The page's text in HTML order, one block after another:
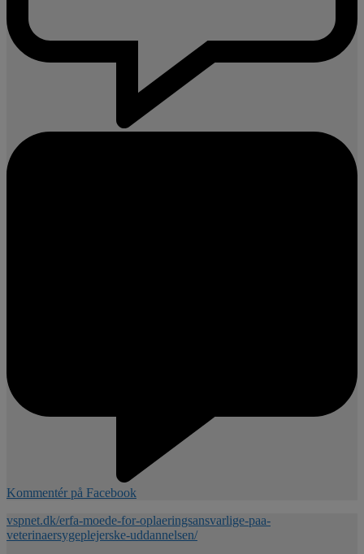
Kommentér på Facebook
vspnet.dk/erfa-moede-for-oplaeringsansvarlige-paa-
veterinaersygeplejerske-uddannelsen/